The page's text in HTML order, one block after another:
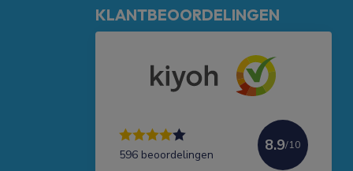
KLANTBEOORDELINGEN
596 beoordelingen
8.9/10